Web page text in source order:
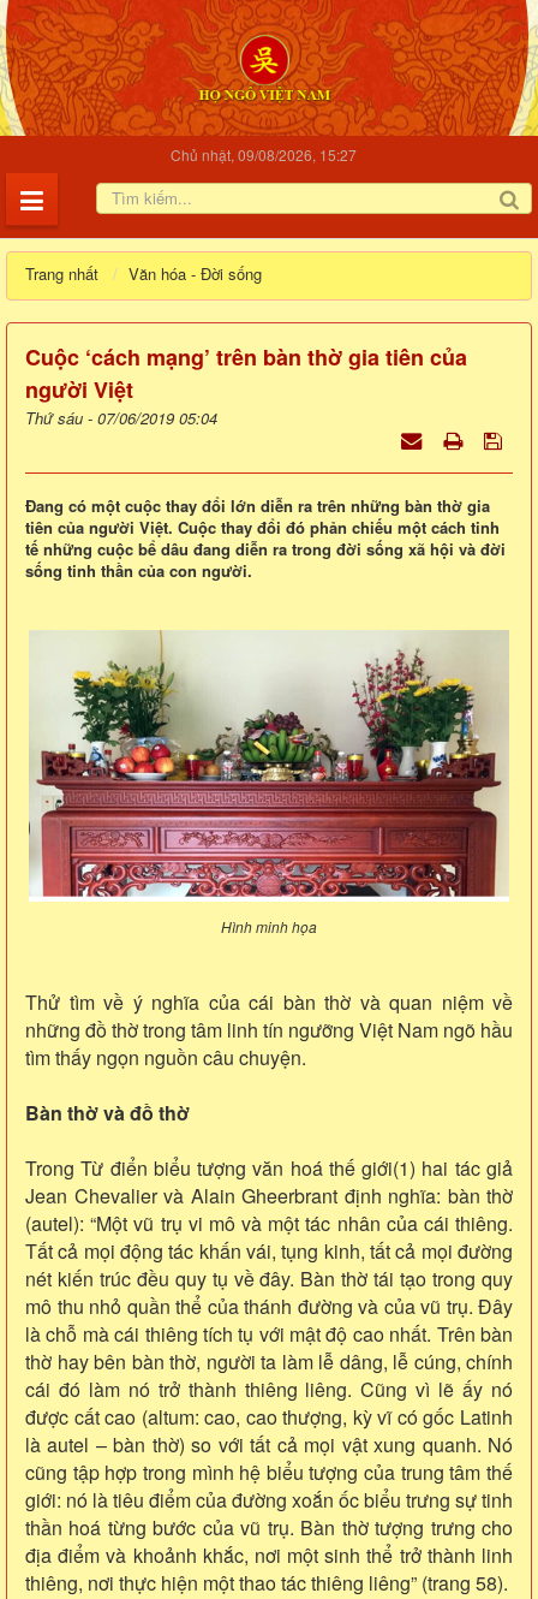
Chủ nhật, 09/08/2026, 15:27
Trang nhất Văn hóa - Đời sống
Cuộc ‘cách mạng’ trên bàn thờ gia tiên của
người Việt
Thứ sáu - 07/06/2019 05:04
Đang có một cuộc thay đổi lớn diễn ra trên những bàn thờ gia
tiên của người Việt. Cuộc thay đổi đó phản chiếu một cách tinh
tế những cuộc bể dâu đang diễn ra trong đời sống xã hội và đời
sống tinh thần của con người.
Hình minh họa
Thử tìm về ý nghĩa của cái bàn thờ và quan niệm về
những đồ thờ trong tâm linh tín ngưỡng Việt Nam ngõ hầu
tìm thấy ngọn nguồn câu chuyện.
Bàn thờ và đồ thờ
Trong Từ điển biểu tượng văn hoá thế giới(1) hai tác giả
Jean Chevalier và Alain Gheerbrant định nghĩa: bàn thờ
(autel): “Một vũ trụ vi mô và một tác nhân của cái thiêng.
Tất cả mọi động tác khấn vái, tụng kinh, tất cả mọi đường
nét kiến trúc đều quy tụ về đây. Bàn thờ tái tạo trong quy
mô thu nhỏ quần thể của thánh đường và của vũ trụ. Đây
là chỗ mà cái thiêng tích tụ với mật độ cao nhất. Trên bàn
thờ hay bên bàn thờ, người ta làm lễ dâng, lễ cúng, chính
cái đó làm nó trở thành thiêng liêng. Cũng vì lẽ ấy nó
được cất cao (altum: cao, cao thượng, kỳ vĩ có gốc Latinh
là autel – bàn thờ) so với tất cả mọi vật xung quanh. Nó
cũng tập hợp trong mình hệ biểu tượng của trung tâm thế
giới: nó là tiêu điểm của đường xoắn ốc biểu trưng sự tinh
thần hoá từng bước của vũ trụ. Bàn thờ tượng trưng cho
địa điểm và khoảnh khắc, nơi một sinh thể trở thành linh
thiêng, nơi thực hiện một thao tác thiêng liêng” (trang 58).